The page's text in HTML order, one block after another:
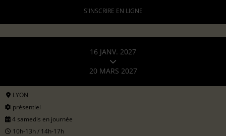
S'INSCRIRE EN LIGNE
16 JANV. 2027
20 MARS 2027
LYON
présentiel
4 samedis en journée
10h-13h / 14h-17h